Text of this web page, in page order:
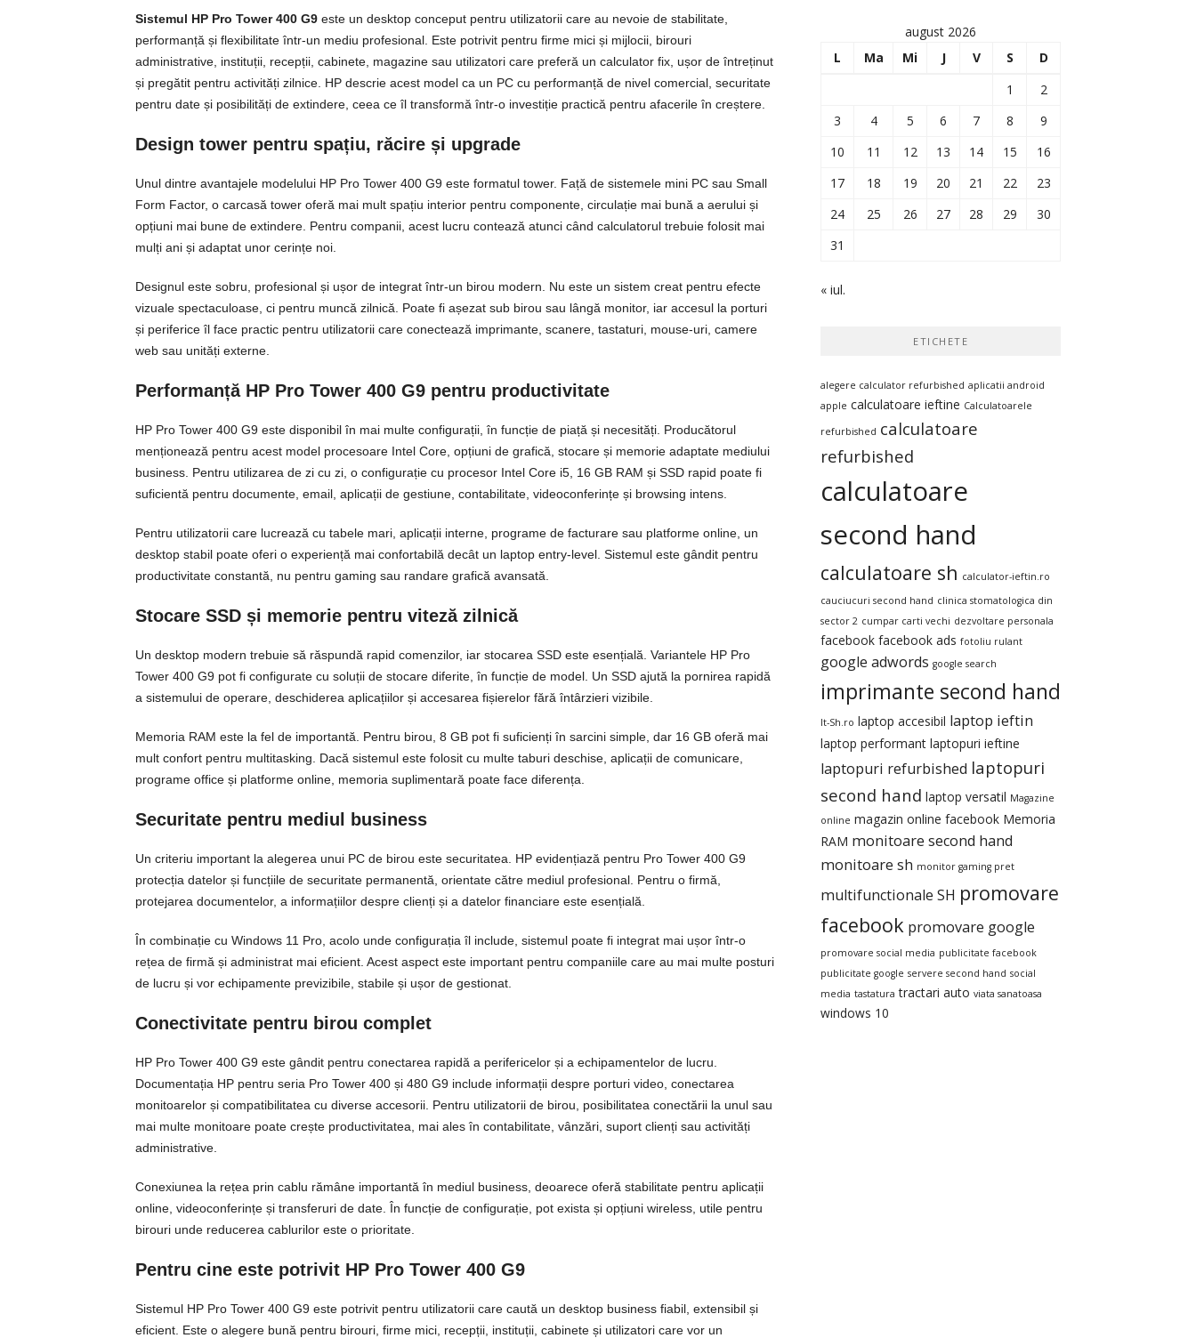
Sistemul HP Pro Tower 400 G9 este un desktop conceput pentru utilizatorii care au nevoie de stabilitate,
performanță și flexibilitate într-un mediu profesional. Este potrivit pentru firme mici și mijlocii, birouri
administrative, instituții, recepții, cabinete, magazine sau utilizatori care preferă un calculator fix, ușor de întreținut
și pregătit pentru activități zilnice. HP descrie acest model ca un PC cu performanță de nivel comercial, securitate
pentru date și posibilități de extindere, ceea ce îl transformă într-o investiție practică pentru afacerile în creștere.
Design tower pentru spațiu, răcire și upgrade
Unul dintre avantajele modelului HP Pro Tower 400 G9 este formatul tower. Față de sistemele mini PC sau Small
Form Factor, o carcasă tower oferă mai mult spațiu interior pentru componente, circulație mai bună a aerului și
opțiuni mai bune de extindere. Pentru companii, acest lucru contează atunci când calculatorul trebuie folosit mai
mulți ani și adaptat unor cerințe noi.
Designul este sobru, profesional și ușor de integrat într-un birou modern. Nu este un sistem creat pentru efecte
vizuale spectaculoase, ci pentru muncă zilnică. Poate fi așezat sub birou sau lângă monitor, iar accesul la porturi
și periferice îl face practic pentru utilizatorii care conectează imprimante, scanere, tastaturi, mouse-uri, camere
web sau unități externe.
Performanță HP Pro Tower 400 G9 pentru productivitate
HP Pro Tower 400 G9 este disponibil în mai multe configurații, în funcție de piață și necesități. Producătorul
menționează pentru acest model procesoare Intel Core, opțiuni de grafică, stocare și memorie adaptate mediului
business. Pentru utilizarea de zi cu zi, o configurație cu procesor Intel Core i5, 16 GB RAM și SSD rapid poate fi
suficientă pentru documente, email, aplicații de gestiune, contabilitate, videoconferințe și browsing intens.
Pentru utilizatorii care lucrează cu tabele mari, aplicații interne, programe de facturare sau platforme online, un
desktop stabil poate oferi o experiență mai confortabilă decât un laptop entry-level. Sistemul este gândit pentru
productivitate constantă, nu pentru gaming sau randare grafică avansată.
Stocare SSD și memorie pentru viteză zilnică
Un desktop modern trebuie să răspundă rapid comenzilor, iar stocarea SSD este esențială. Variantele HP Pro
Tower 400 G9 pot fi configurate cu soluții de stocare diferite, în funcție de model. Un SSD ajută la pornirea rapidă
a sistemului de operare, deschiderea aplicațiilor și accesarea fișierelor fără întârzieri vizibile.
Memoria RAM este la fel de importantă. Pentru birou, 8 GB pot fi suficienți în sarcini simple, dar 16 GB oferă mai
mult confort pentru multitasking. Dacă sistemul este folosit cu multe taburi deschise, aplicații de comunicare,
programe office și platforme online, memoria suplimentară poate face diferența.
Securitate pentru mediul business
Un criteriu important la alegerea unui PC de birou este securitatea. HP evidențiază pentru Pro Tower 400 G9
protecția datelor și funcțiile de securitate permanentă, orientate către mediul profesional. Pentru o firmă,
protejarea documentelor, a informațiilor despre clienți și a datelor financiare este esențială.
În combinație cu Windows 11 Pro, acolo unde configurația îl include, sistemul poate fi integrat mai ușor într-o
rețea de firmă și administrat mai eficient. Acest aspect este important pentru companiile care au mai multe posturi
de lucru și vor echipamente previzibile, stabile și ușor de gestionat.
Conectivitate pentru birou complet
HP Pro Tower 400 G9 este gândit pentru conectarea rapidă a perifericelor și a echipamentelor de lucru.
Documentația HP pentru seria Pro Tower 400 și 480 G9 include informații despre porturi video, conectarea
monitoarelor și compatibilitatea cu diverse accesorii. Pentru utilizatorii de birou, posibilitatea conectării la unul sau
mai multe monitoare poate crește productivitatea, mai ales în contabilitate, vânzări, suport clienți sau activități
administrative.
Conexiunea la rețea prin cablu rămâne importantă în mediul business, deoarece oferă stabilitate pentru aplicații
online, videoconferințe și transferuri de date. În funcție de configurație, pot exista și opțiuni wireless, utile pentru
birouri unde reducerea cablurilor este o prioritate.
Pentru cine este potrivit HP Pro Tower 400 G9
Sistemul HP Pro Tower 400 G9 este potrivit pentru utilizatorii care caută un desktop business fiabil, extensibil și
eficient. Este o alegere bună pentru birouri, firme mici, recepții, instituții, cabinete și utilizatori care vor un
august 2026
L
Ma Mi J V S
D
1
2
3
4 5 6 7 8
9
10
11 12 13 14 15
16
17
18 19 20 21 22
23
24
25 26 27 28 29
30
31
« iul.
ETICHETE
alegere calculator refurbished aplicatii android
apple calculatoare ieftine Calculatoarele
refurbished calculatoare
refurbished
calculatoare
second hand
calculatoare sh calculator-ieftin.ro
cauciucuri second hand clinica stomatologica din
sector 2 cumpar carti vechi dezvoltare personala
facebook facebook ads fotoliu rulant
google adwords google search
imprimante second hand
It-Sh.ro laptop accesibil laptop ieftin
laptop performant laptopuri ieftine
laptopuri refurbished laptopuri
second hand laptop versatil Magazine
online magazin online facebook Memoria
RAM monitoare second hand
monitoare sh monitor gaming pret
multifunctionale SH promovare
facebook promovare google
promovare social media publicitate facebook
publicitate google servere second hand social
media tastatura tractari auto viata sanatoasa
windows 10